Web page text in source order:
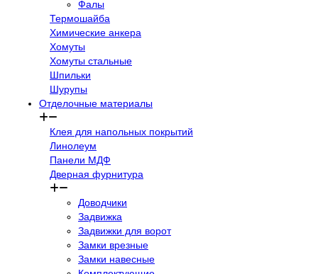
Фалы
Термошайба
Химические анкера
Хомуты
Хомуты стальные
Шпильки
Шурупы
Отделочные материалы
Клея для напольных покрытий
Линолеум
Панели МДФ
Дверная фурнитура
Доводчики
Задвижка
Задвижки для ворот
Замки врезные
Замки навесные